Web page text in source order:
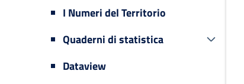
I Numeri del Territorio
Quaderni di statistica
Dataview